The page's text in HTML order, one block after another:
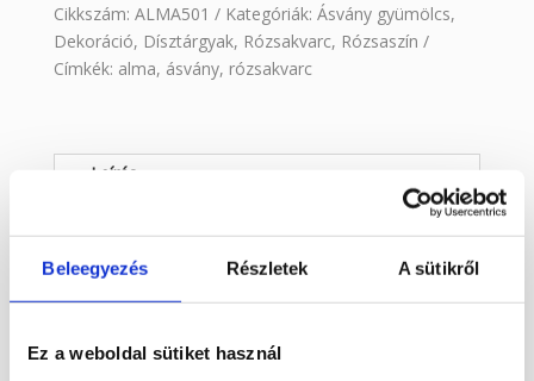
Beleegyezés Részletek A sütikről
Ez a weboldal sütiket használ
Cikkszám: ALMA501 Kategóriák: Ásvány gyümölcs,
Dekoráció, Dísztárgyak, Rózsakvarc, Rózsaszín
Címkék: alma, ásvány, rózsakvarc
Leírás
RÓZSAKVARC ÁSVÁNY ALMA
– 4 X 3 CM
ásvány almaa szeretet és harmónia